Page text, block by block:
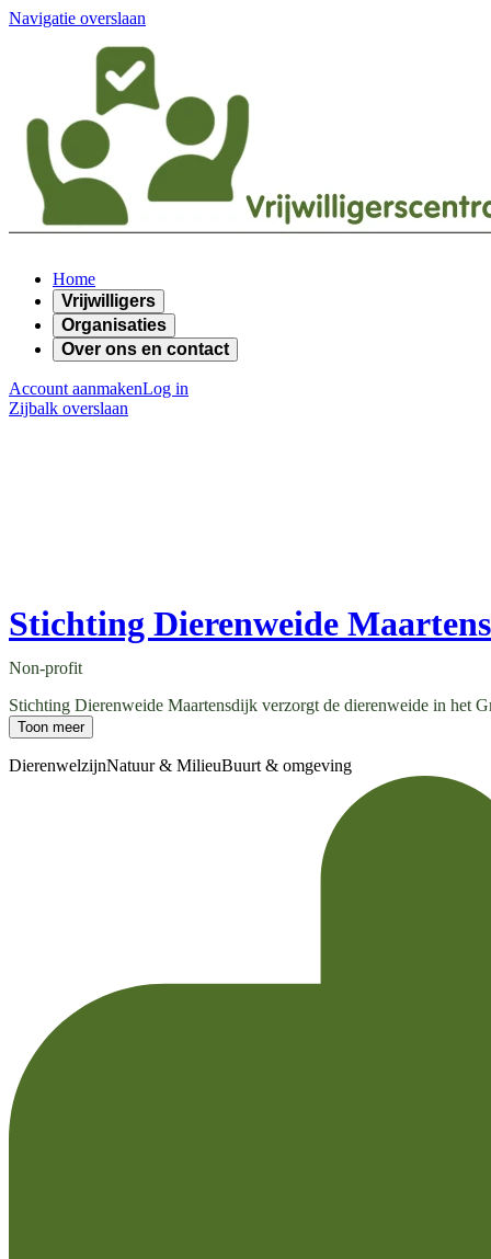
Navigatie overslaan
Home
Vrijwilligers
Organisaties
Over ons en contact
Account aanmakenLog in
Zijbalk overslaan
Stichting Dierenweide
Non-profit
Stichting Dierenweide Maartensdijk verzorgt de dierenweide in het
Toon meer
DierenwelzijnNatuur & MilieuBuurt & omgeving